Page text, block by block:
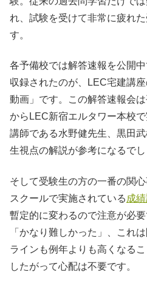
れ、試験を受けて非常に疲れ
す。
各予備校では解答速報を公開
収録されたのが、LEC宅建講
動画」です。この解答速報会
からLEC新宿エルタワー本校
講師である水野健先生、黒田
生視点の解説が参考になるでし
そして受験生の方の一番の関
スクールで実施されている 成
暫定的に変わるので注意が必
「かなり難しかった」、これ
ラインも例年よりも高くなる
したがって心配は不要です。